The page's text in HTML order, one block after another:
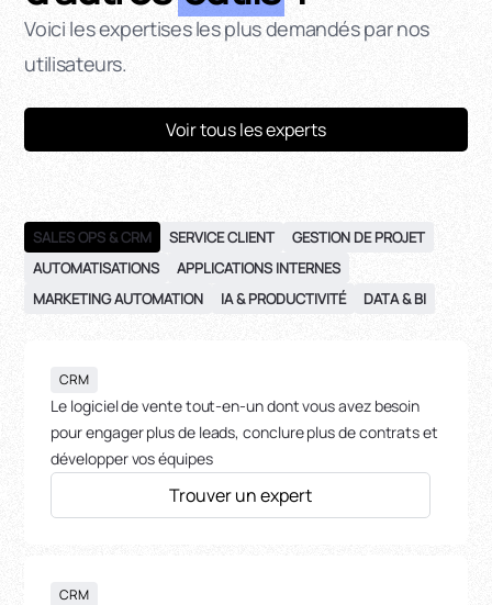
Voici les expertises les plus demandés par nos
utilisateurs.
Voir tous les experts
SALES OPS & CRM SERVICE CLIENT
GESTION DE PROJET
AUTOMATISATIONS
APPLICATIONS INTERNES
MARKETING AUTOMATION
IA & PRODUCTIVITÉ DATA & BI
CRM
Le logiciel de vente tout-en-un dont vous avez besoin
pour engager plus de leads, conclure plus de contrats et
développer vos équipes
Trouver un expert
CRM